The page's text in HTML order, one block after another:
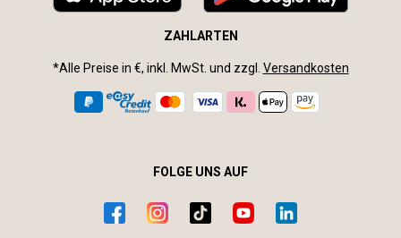
ZAHLARTEN
*Alle Preise in €, inkl. MwSt. und zzgl. Versandkosten
FOLGE UNS AUF